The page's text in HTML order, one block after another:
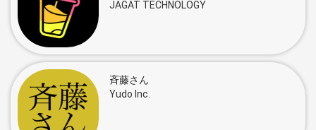
JAGAT TECHNOLOGY
斉藤さん
Yudo Inc.